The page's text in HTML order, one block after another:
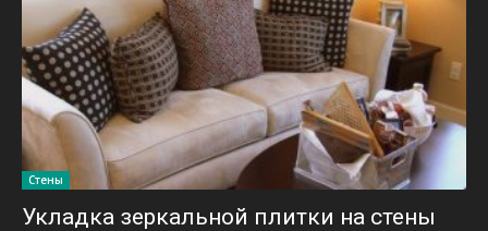
Стены
Укладка зеркальной плитки на стены